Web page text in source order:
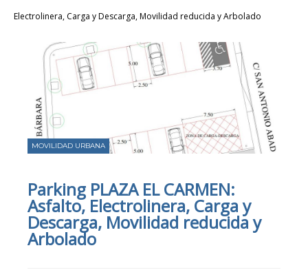
Electrolinera, Carga y Descarga, Movilidad reducida y Arbolado
MOVILIDAD URBANA
Parking PLAZA EL CARMEN:
Asfalto, Electrolinera, Carga y
Descarga, Movilidad reducida y
Arbolado